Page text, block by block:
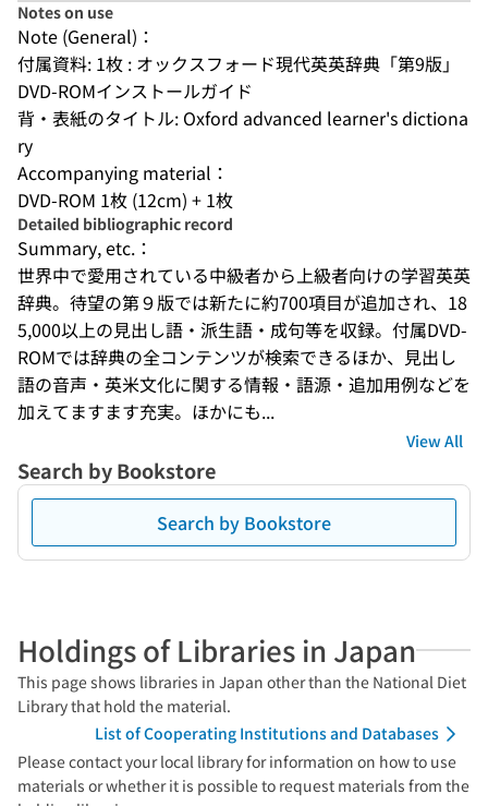
Notes on use
Note (General)：
付属資料: 1枚 : オックスフォード現代英英辞典「第9版」
DVD-ROMインストールガイド
背・表紙のタイトル: Oxford advanced learner's dictiona
ry
Accompanying material：
DVD-ROM 1枚 (12cm) + 1枚
Detailed bibliographic record
Summary, etc.：
世界中で愛用されている中級者から上級者向けの学習英英
辞典。待望の第９版では新たに約700項目が追加され、18
5,000以上の見出し語・派生語・成句等を収録。付属DVD-
ROMでは辞典の全コンテンツが検索できるほか、見出し
語の音声・英米文化に関する情報・語源・追加用例などを
加えてますます充実。ほかにも...
View All
Search by Bookstore
Search by Bookstore
Holdings of Libraries in Japan
This page shows libraries in Japan other than the National Diet
Library that hold the material.
List of Cooperating Institutions and Databases
Please contact your local library for information on how to use
materials or whether it is possible to request materials from the